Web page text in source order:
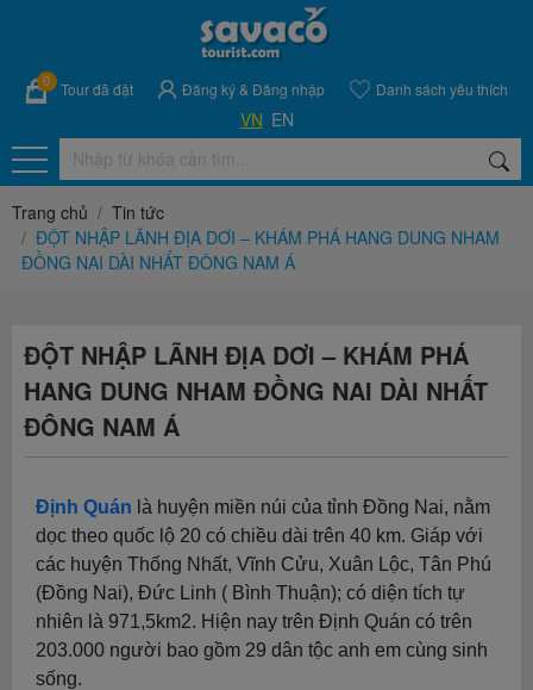
0 Tour đã đặt Đăng ký& Đăng nhập Danh sách yêu thích
VN EN
Trang chủ
Tin tức
ĐỘT NHẬP LÃNH ĐỊA DƠI – KHÁM PHÁ HANG DUNG NHAM
ĐỒNG NAI DÀI NHẤT ĐÔNG NAM Á
ĐỘT NHẬP LÃNH ĐỊA DƠI – KHÁM PHÁ
HANG DUNG NHAM ĐỒNG NAI DÀI NHẤT
ĐÔNG NAM Á
Định Quán là huyện miền núi của tỉnh Đồng Nai, nằm
dọc theo quốc lộ 20 có chiều dài trên 40 km. Giáp với
các huyện Thống Nhất, Vĩnh Cửu, Xuân Lộc, Tân Phú
(Đồng Nai), Đức Linh ( Bình Thuận); có diện tích tự
nhiên là 971,5km2. Hiện nay trên Định Quán có trên
203.000 người bao gồm 29 dân tộc anh em cùng sinh
sống.